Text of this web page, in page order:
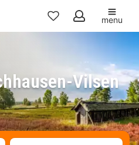
Mijn
favorieten
menu
Vilsen